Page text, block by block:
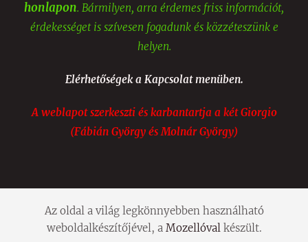
honlapon. Bármilyen, arra érdemes friss információt,
érdekességet is szívesen fogadunk és közzéteszünk e
helyen.
Elérhetőségek a Kapcsolat menüben.
A weblapot szerkeszti és karbantartja a két Giorgio
(Fábián György és Molnár György)
Az oldal a világ legkönnyebben használható
weboldalkészítőjével, a Mozellóvalkészült.